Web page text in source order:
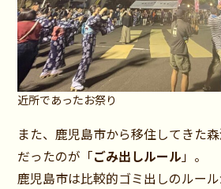
近所であったお祭り
また、鹿児島市から移住してきた
だったのが「ごみ出しルール 」。
鹿児島市は比較的ゴミ出しのルー